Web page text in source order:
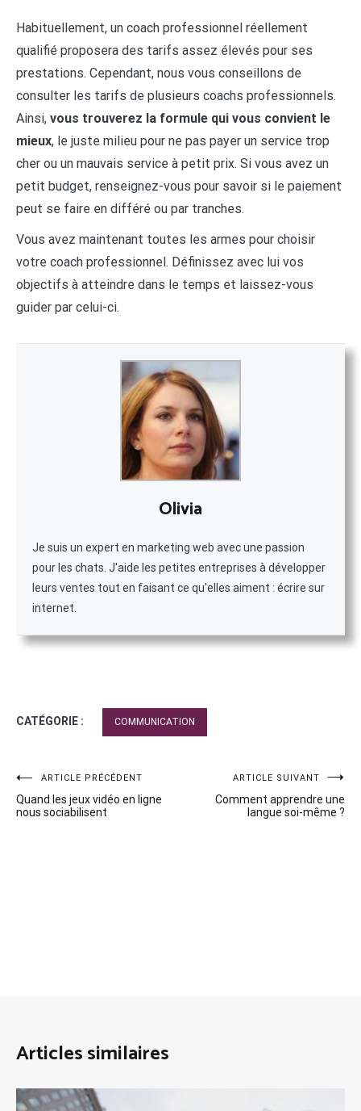
Habituellement, un coach professionnel réellement
qualifié proposera des tarifs assez élevés pour ses
prestations. Cependant, nous vous conseillons de
consulter les tarifs de plusieurs coachs professionnels.
Ainsi, vous trouverez la formule qui vous convient le
mieux, le juste milieu pour ne pas payer un service trop
cher ou un mauvais service à petit prix. Si vous avez un
petit budget, renseignez-vous pour savoir si le paiement
peut se faire en différé ou par tranches.
Vous avez maintenant toutes les armes pour choisir
votre coach professionnel. Définissez avec lui vos
objectifs à atteindre dans le temps et laissez-vous
guider par celui-ci.
Olivia
Je suis un expert en marketing web avec une passion
pour les chats. J'aide les petites entreprises à développer
leurs ventes tout en faisant ce qu'elles aiment : écrire sur
internet.
CATÉGORIE : COMMUNICATION
Navigation
de
ARTICLE PRÉCÉDENT
Quand les jeux vidéo en ligne
nous sociabilisent
ARTICLE SUIVANT
Comment apprendre une
langue soi-même ?
Articles similaires